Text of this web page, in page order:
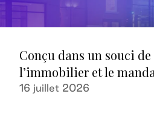
Conçu dans un souci de
l’immobilier et le
16 juillet 2026